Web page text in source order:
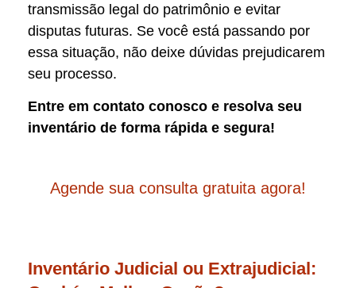
transmissão legal do patrimônio e evitar
disputas futuras. Se você está passando por
essa situação, não deixe dúvidas prejudicarem
seu processo.
Entre em contato conosco e resolva seu
inventário de forma rápida e segura!
Agende sua consulta gratuita agora!
Inventário Judicial ou Extrajudicial: